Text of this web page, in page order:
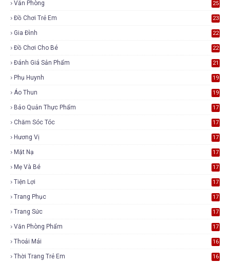
Văn Phòng 25
Đồ Chơi Trẻ Em 23
Gia Đình 22
Đồ Chơi Cho Bé 22
Đánh Giá Sản Phẩm 21
Phụ Huynh 19
Áo Thun 19
Bảo Quản Thực Phẩm 17
Chăm Sóc Tóc 17
Hương Vị 17
Mặt Nạ 17
Mẹ Và Bé 17
Tiện Lợi 17
Trang Phục 17
Trang Sức 17
Văn Phòng Phẩm 17
Thoải Mái 16
Thời Trang Trẻ Em 16